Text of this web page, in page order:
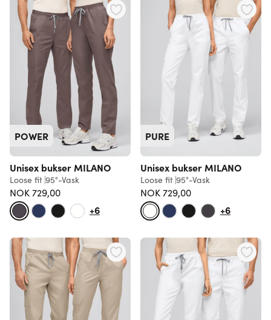
POWER
Unisex bukser MILANO
Loose fit 95°-Vask
NOK 729,00
+6
PURE
Unisex bukser MILANO
Loose fit 95°-Vask
NOK 729,00
+6